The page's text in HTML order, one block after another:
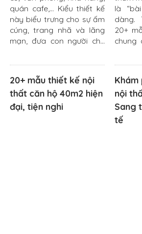
quán cafe,... Kiểu thiết kế
này biểu trưng cho sự ấm
cúng, trang nhã và lãng
mạn, đưa con người chu
là
dàng.
20+
chung
20+ mẫu thiết kế nội
thất căn hộ 40m2 hiện
đại, tiện nghi
Khám
nội
Sang
tế